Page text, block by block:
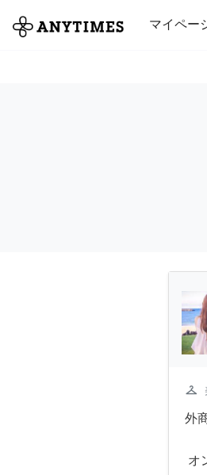
マイペー
全て 修理・組
checkroom
外
オ